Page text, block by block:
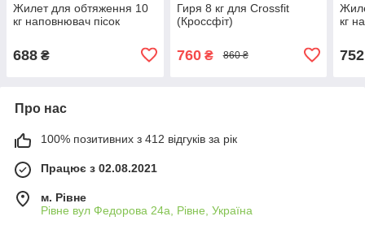
Жилет для обтяження 10
кг наповнювач пісок
688 ₴
Гиря 8 кг для Crossfit
(Кроссфіт)
760₴ 860 ₴
кг
752
Про нас
100% позитивних з 412 відгуків за рік
Працює з 02.08.2021
м. Рівне
Рівне вул Федорова 24а, Рівне, Україна